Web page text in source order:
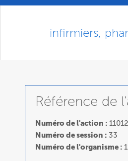
infirmiers,
Référence de
Numéro de l'action :
Numéro de session :33
Numéro de l'organisme :